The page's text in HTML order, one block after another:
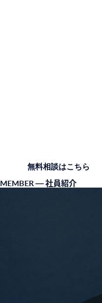
無料相談はこちら
MEMBER— 社員紹介